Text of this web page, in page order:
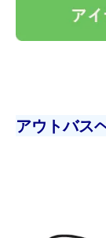
アウトバス